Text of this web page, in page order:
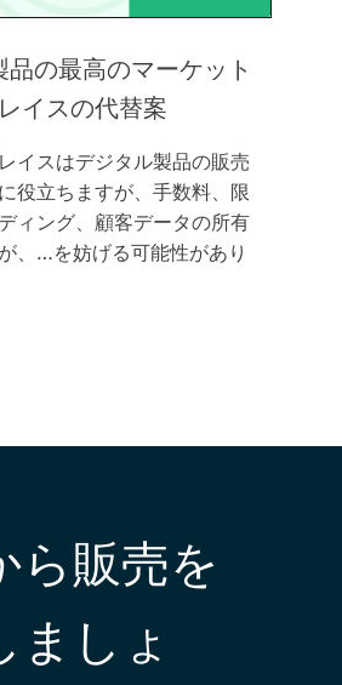
品の最高のマーケット
イスの代替案
イスはデジタル製品の販売
役立ちますが、手数料、限
ィング、顧客データの所有
、…を妨げる可能性があり
ら販売を
ましょ